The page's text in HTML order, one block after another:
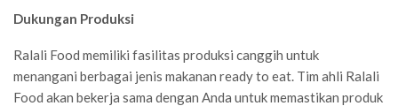
Dukungan Produksi
Ralali Food memiliki fasilitas produksi canggih untuk
menangani berbagai jenis makanan ready to eat. Tim ahli Ralali
Food akan bekerja sama dengan Anda untuk memastikan produk